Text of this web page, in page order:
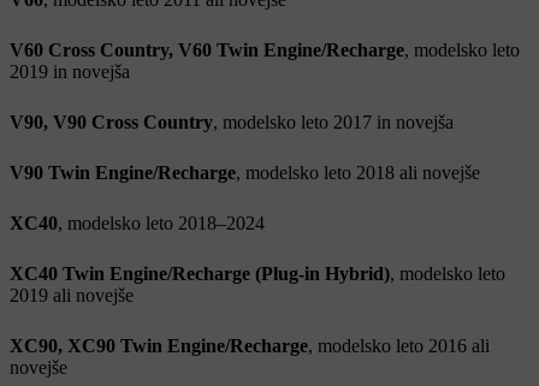
V60 Cross Country, V60 Twin Engine/Recharge, modelsko leto
2019 in novejša
V90, V90 Cross Country, modelsko leto 2017 in novejša
V90 Twin Engine/Recharge, modelsko leto 2018 ali novejše
XC40, modelsko leto 2018–2024
XC40 Twin Engine/Recharge (Plug-in Hybrid), modelsko leto
2019 ali novejše
XC90, XC90 Twin Engine/Recharge, modelsko leto 2016 ali
novejše